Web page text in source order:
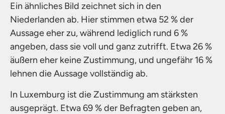
Ein ähnliches Bild zeichnet sich in den
Niederlanden ab. Hier stimmen etwa 52 % der
Aussage eher zu, während lediglich rund 6 %
angeben, dass sie voll und ganz zutrifft. Etwa 26 %
äußern eher keine Zustimmung, und ungefähr 16 %
lehnen die Aussage vollständig ab.
In Luxemburg ist die Zustimmung am stärksten
ausgeprägt. Etwa 69 % der Befragten geben an,